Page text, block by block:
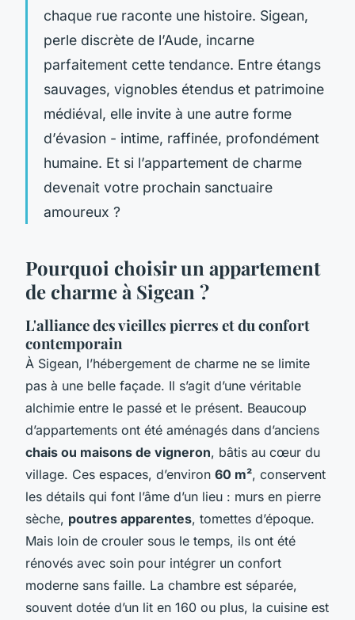
chaque rue raconte une histoire. Sigean,
perle discrète de l’Aude, incarne
parfaitement cette tendance. Entre étangs
sauvages, vignobles étendus et patrimoine
médiéval, elle invite à une autre forme
d’évasion - intime, raffinée, profondément
humaine. Et si l’appartement de charme
devenait votre prochain sanctuaire
amoureux ?
Pourquoi choisir un appartement
de charme à Sigean ?
L'alliance des vieilles pierres et du confort
contemporain
À Sigean, l’hébergement de charme ne se limite
pas à une belle façade. Il s’agit d’une véritable
alchimie entre le passé et le présent. Beaucoup
d’appartements ont été aménagés dans d’anciens
chais ou maisons de vigneron, bâtis au cœur du
village. Ces espaces, d’environ 60 m², conservent
les détails qui font l’âme d’un lieu : murs en pierre
sèche, poutres apparentes, tomettes d’époque.
Mais loin de crouler sous le temps, ils ont été
rénovés avec soin pour intégrer un confort
moderne sans faille. La chambre est séparée,
souvent dotée d’un lit en 160 ou plus, la cuisine est